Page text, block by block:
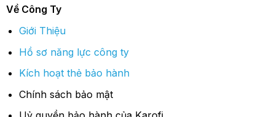
Về Công Ty
Giới Thiệu
Hồ sơ năng lực công ty
Kích hoạt thẻ bảo hành
Chính sách bảo mật